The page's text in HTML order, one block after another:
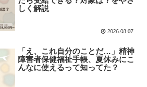
しく解説
2026.08.07
「え、これ自分のことだ…」精神
障害者保健福祉手帳、夏休みにこ
んなに使えるって知ってた？